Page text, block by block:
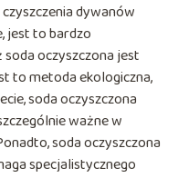
dywanów
jest to bardzo
oczyszczona jest
to metoda ekologiczna,
soda oczyszczona
ważne w
soda oczyszczona
specjalistycznego